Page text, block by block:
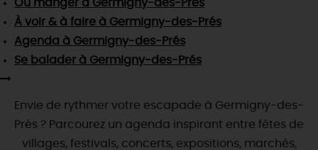
TOUTES LES ACTIVITÉS
Visitesgourmandesetcréatives
Vins etvignobles
Chic,une aire de pique-nique
Par ici lesguinguettes
La Route desMétiers d'Art
TOUT L'ART DE VIVRE
Des vacances auprès des animaux 🐎
(re)Découvrir les coulisses de la Faïencerie de
Gien !
Une saison de festivals 🎉
Rendez-vous de la nature en 2026
SE REPÉRER,SE DÉPLACER
INFOS &SERVICES
Où manger à Germigny-des-Prés
À voir & à faire à Germigny-des-Prés
Agenda à Germigny-des-Prés
Se balader à Germigny-des-Prés
Envie de rythmer votre escapade à Germigny-des-
Prés ? Parcourez un agenda inspirant entre fêtes de
villages, festivals, concerts, expositions, marchés,